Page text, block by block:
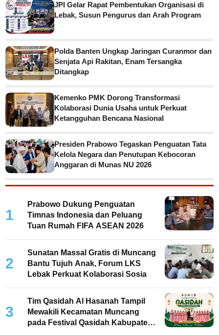
JPI Gelar Rapat Pembentukan Organisasi di
Lebak, Susun Pengurus dan Arah Program
Polda Banten Ungkap Jaringan Curanmor dan
Senjata Api Rakitan, Enam Tersangka
Ditangkap
Kemenko PMK Dorong Transformasi
Kolaborasi Dunia Usaha untuk Perkuat
Ketangguhan Bencana Nasional
Presiden Prabowo Tegaskan Penguatan Tata
Kelola Negara dan Penutupan Kebocoran
Anggaran di Munas NU 2026
1
Prabowo Dukung Penguatan
Timnas Indonesia dan Peluang
Tuan Rumah FIFA ASEAN 2026
2
Sunatan Massal Gratis di Muncang
Bantu Tujuh Anak, Forum LKS
Lebak Perkuat Kolaborasi Sosia
3
Tim Qasidah Al Hasanah Tampil
Mewakili Kecamatan Muncang
pada Festival Qasidah Kabupaten